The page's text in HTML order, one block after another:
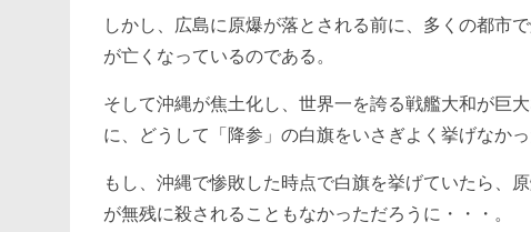
しかし、広島に原爆が落とされる前に、多くの都市
が亡くなっているのである。
そして沖縄が焦土化し、世界一を誇る戦艦大和が巨
に、どうして「降参」の白旗をいさぎよく挙げなかっ
もし、沖縄で惨敗した時点で白旗を挙げていたら、
が無残に殺されることもなかっただろうに・・・。